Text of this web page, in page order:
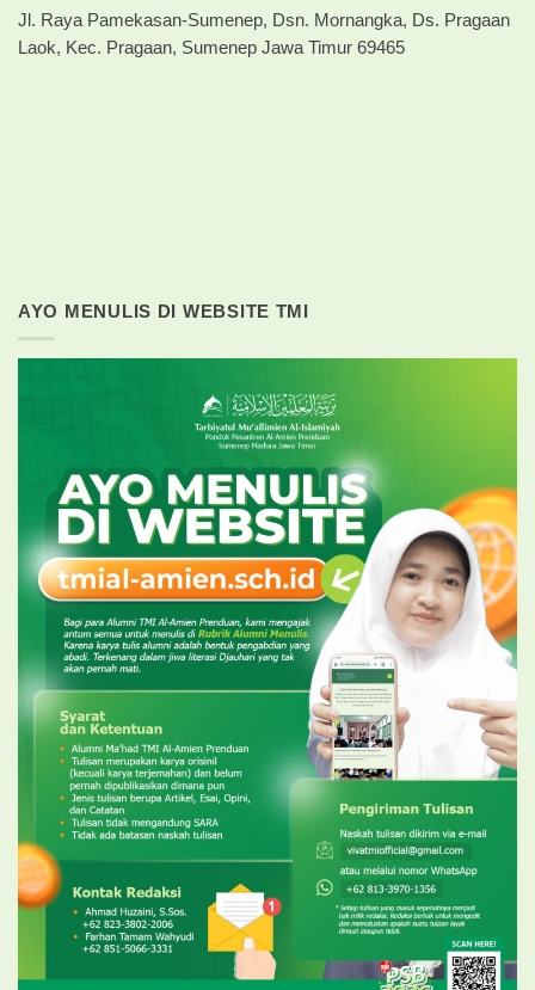
Jl. Raya Pamekasan-Sumenep, Dsn. Mornangka, Ds. Pragaan
Laok, Kec. Pragaan, Sumenep Jawa Timur 69465
AYO MENULIS DI WEBSITE TMI